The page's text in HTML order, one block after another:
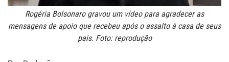
Rogéria Bolsonaro gravou um vídeo para agradecer as
mensagens de apoio que recebeu após o assalto à casa de seus
pais. Foto: reprodução